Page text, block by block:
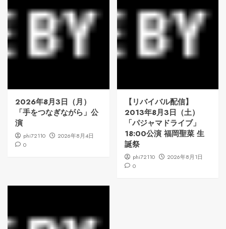
2026年8月3日（月）
「手をつなぎながら」公
演
phi72110
2026年8月4日
0
【リバイバル配信】
2013年8月3日（土）
「パジャマドライブ」
18:00公演 福岡聖菜 生
誕祭
phi72110
2026年8月1日
0